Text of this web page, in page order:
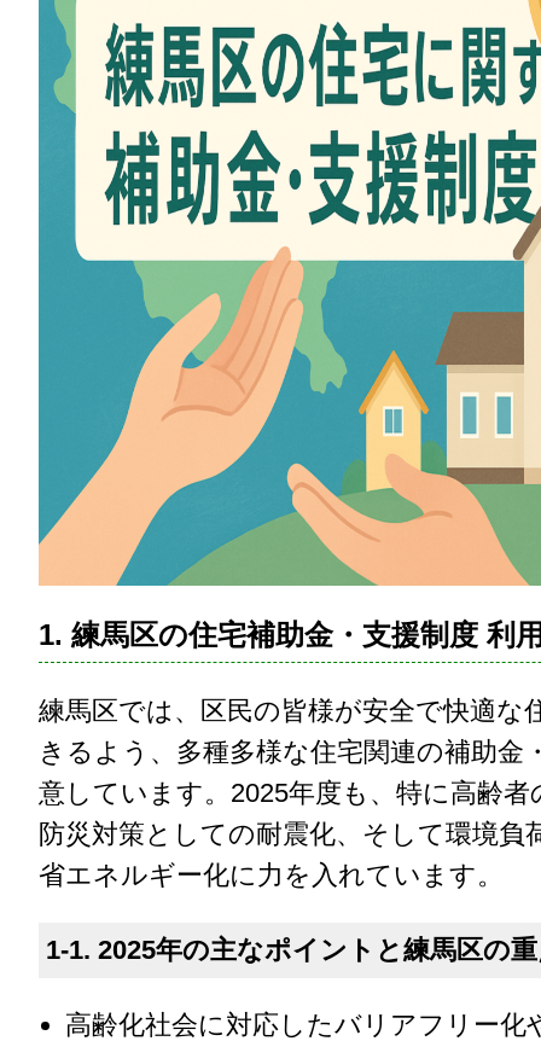
1. 練馬区の住宅補助金・支援制度 利
練馬区では、区民の皆様が安全で快適な
きるよう、多種多様な住宅関連の補助金
意しています。2025年度も、特に高齢
防災対策としての耐震化、そして環境負
省エネルギー化に力を入れています。
1-1. 2025年の主なポイントと練馬区の
高齢化社会に対応したバリアフリー化